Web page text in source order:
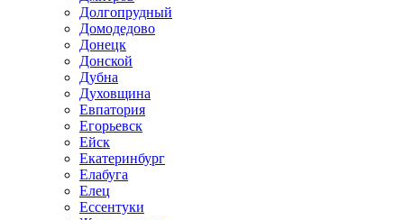
Долгопрудный
Домодедово
Донецк
Донской
Дубна
Духовщина
Евпатория
Егорьевск
Ейск
Екатеринбург
Елабуга
Елец
Ессентуки